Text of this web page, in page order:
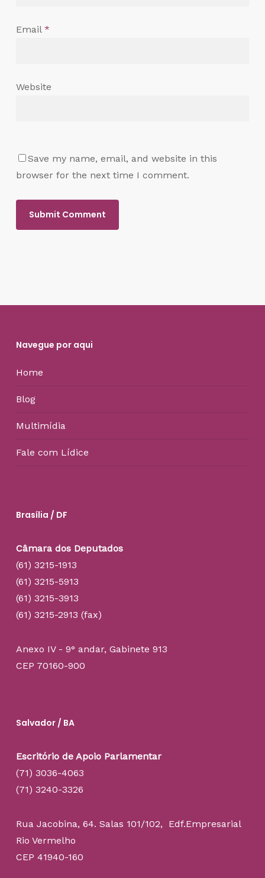
Email *
Website
Save my name, email, and website in this
browser for the next time I comment.
Navegue por aqui
Home
Blog
Multimídia
Fale com Lídice
Brasília / DF
Câmara dos Deputados
(61) 3215-1913
(61) 3215-5913
(61) 3215-3913
(61) 3215-2913 (fax)
Anexo IV - 9° andar, Gabinete 913
CEP 70160-900
Salvador / BA
Escritório de Apoio Parlamentar
(71) 3036-4063
(71) 3240-3326
Rua Jacobina, 64. Salas 101/102, Edf.Empresarial
Rio Vermelho
CEP 41940-160